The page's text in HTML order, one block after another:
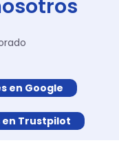
en Google
en Trustpilot